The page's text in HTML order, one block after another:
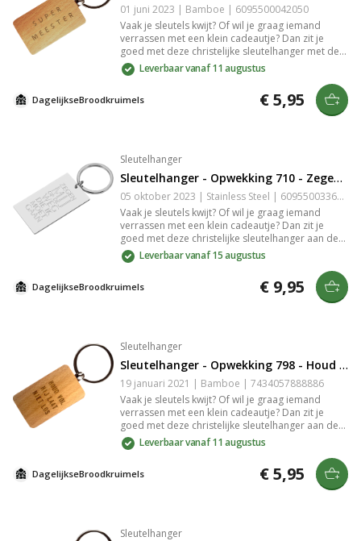
01 juni 2023 | Bamboe | 6095500042050
Vaak je sleutels kwijt? Of wil je graag iemand
verrassen met een klein cadeautje? Dan zit je
goed met deze christelijke sleutelhanger met de
tekst: "Super meester". De sleutelhanger is
gemaakt van bamboe. De gravure in het bamboe
Leverbaar vanaf 11 augustus
DagelijkseBroodkruimels € 5,95
Sleutelhanger
Sleutelhanger - Opwekking 710 - Zegen Mij op de Weg die Ik Moet Gaan
05 oktober 2023 | Stainless Steel | 6095500336319
Vaak je sleutels kwijt? Of wil je graag iemand
verrassen met een klein cadeautje? Dan zit je
goed met deze christelijke sleutelhanger aan de
hand van Opwekking 710 met de tekst: "Zegen mij
op de weg die ik moet gaan". De sleutelhanger is
gemaakt van stainless Steel. De gravure in het
stainless Steel is slijtvast en zeer gedetailleerd.
Leverbaar vanaf 15 augustus
DagelijkseBroodkruimels € 9,95
Sleutelhanger
Sleutelhanger - Opwekking 798 - Houd Vol Hij Laat Niet Los
19 januari 2021 | Bamboe | 7434057888886
Vaak je sleutels kwijt? Of wil je graag iemand
verrassen met een klein cadeautje? Dan zit je
goed met deze christelijke sleutelhanger aan de
hand van Opwekking 798 met de tekst: "Houd Vol
Hij Laat Niet Los.". De sleutelhanger is gemaakt
slijtvast en zeer gedetailleerd.
Leverbaar vanaf 11 augustus
DagelijkseBroodkruimels € 5,95
Sleutelhanger